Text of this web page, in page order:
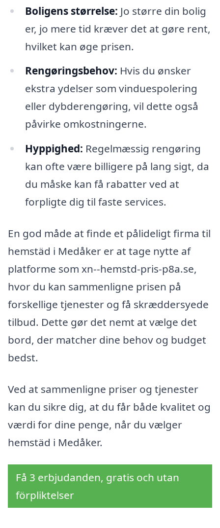
Boligens størrelse: Jo større din bolig
er, jo mere tid kræver det at gøre rent,
hvilket kan øge prisen.
Rengøringsbehov: Hvis du ønsker
ekstra ydelser som vinduespolering
eller dybderengøring, vil dette også
påvirke omkostningerne.
Hyppighed: Regelmæssig rengøring
kan ofte være billigere på lang sigt, da
du måske kan få rabatter ved at
forpligte dig til faste services.
En god måde at finde et pålideligt firma til
hemstäd i Medåker er at tage nytte af
platforme som xn--hemstd-pris-p8a.se,
hvor du kan sammenligne prisen på
forskellige tjenester og få skræddersyede
tilbud. Dette gør det nemt at vælge det
bord, der matcher dine behov og budget
bedst.
Ved at sammenligne priser og tjenester
kan du sikre dig, at du får både kvalitet og
værdi for dine penge, når du vælger
hemstäd i Medåker.
Få 3 erbjudanden, gratis och utan
förpliktelser